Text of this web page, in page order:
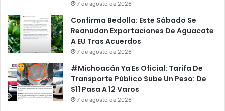
7 de agosto de 2026
Confirma Bedolla: Este Sábado Se
Reanudan Exportaciones De Aguacate
A EU Tras Acuerdos
7 de agosto de 2026
#Michoacán Ya Es Oficial: Tarifa De
Transporte Público Sube Un Peso: De
$11 Pasa A 12 Varos
7 de agosto de 2026